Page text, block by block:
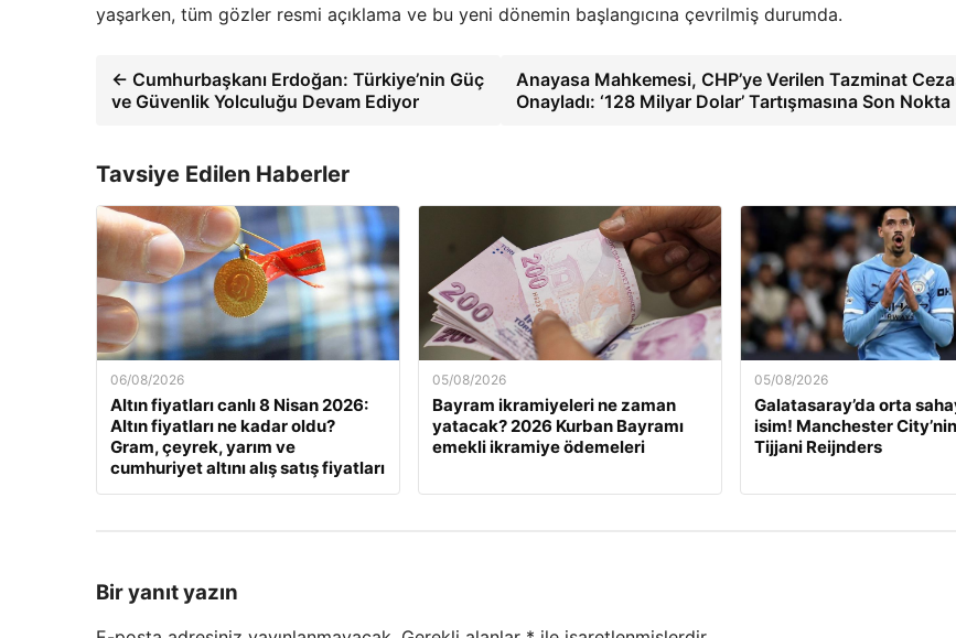
yaşarken, tüm gözler resmi açıklama ve bu yeni dönemin başlangıcına çevrilmiş durumda.
← Cumhurbaşkanı Erdoğan: Türkiye’nin Güç
ve Güvenlik Yolculuğu Devam Ediyor
Anayasa Mahkemesi, CHP’ye Verilen Tazminat
Onayladı: ‘128 Milyar Dolar’ Tartışmasına Son
Tavsiye Edilen Haberler
06/08/2026
Altın fiyatları canlı 8 Nisan 2026:
Altın fiyatları ne kadar oldu?
Gram, çeyrek, yarım ve
cumhuriyet altını alış satış fiyatları
05/08/2026
Bayram ikramiyeleri ne zaman
yatacak? 2026 Kurban Bayramı
emekli ikramiye ödemeleri
05/08/2026
Galatasaray’da orta
isim! Manchester City’nin
Tijjani Reijnders
Bir yanıt yazın